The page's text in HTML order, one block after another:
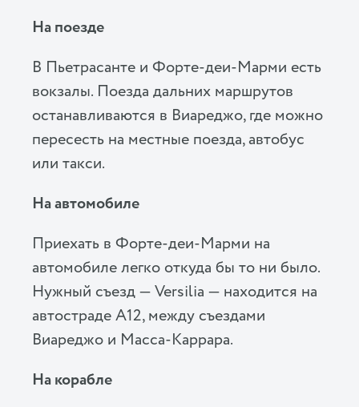
На поезде
В Пьетрасанте и Форте-деи-Марми есть
вокзалы. Поезда дальних маршрутов
останавливаются в Виареджо, где можно
пересесть на местные поезда, автобус
или такси.
На автомобиле
Приехать в Форте-деи-Марми на
автомобиле легко откуда бы то ни было.
Нужный съезд — Versilia — находится на
автостраде A12, между съездами
Виареджо и Масса-Каррара.
На корабле